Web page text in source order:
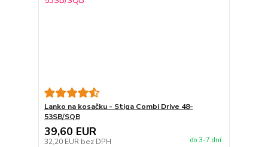
Lanko na kosačku - Stiga Combi Drive 48-
53SB/SQB
39,60 EUR
32,20 EUR bez DPH do 3-7 dní